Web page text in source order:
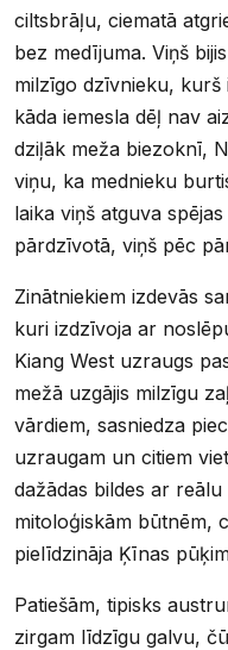
ciltsbrāļu, ciematā
bez medījuma. Viņš
milzīgo dzīvnieku, kurš
kāda iemesla dēļ nav
dziļāk meža biezoknī,
viņu, ka mednieku
laika viņš atguva
pārdzīvotā, viņš pēc
Zinātniekiem izdevās
kuri izdzīvoja ar
Kiang West uzraugs
mežā uzgājis milzīgu
vārdiem, sasniedza
uzraugam un citiem
dažādas bildes ar
mitoloģiskām būtnēm,
pielīdzināja Ķīnas
Patiešām, tipisks
zirgam līdzīgu galvu,